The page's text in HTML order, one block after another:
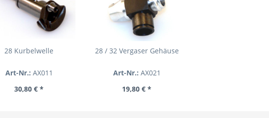
28 Kurbelwelle
Art-Nr.: AX011
30,80 € *
28 / 32 Vergaser Gehäuse
Art-Nr.: AX021
19,80 € *